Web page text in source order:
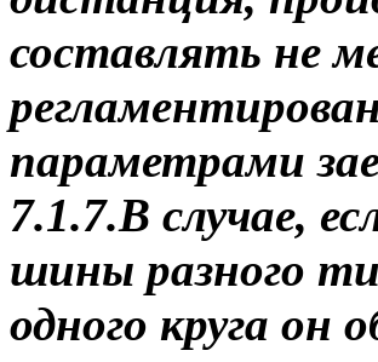
составлять не
параметрами
7.1.7.В случае,
шины разного
одного круга он